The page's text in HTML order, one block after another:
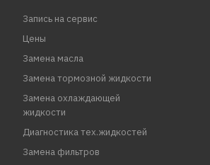
Запись на сервис
Цены
Замена масла
Замена тормозной жидкости
Замена охлаждающей
жидкости
Диагностика тех.жидкостей
Замена фильтров